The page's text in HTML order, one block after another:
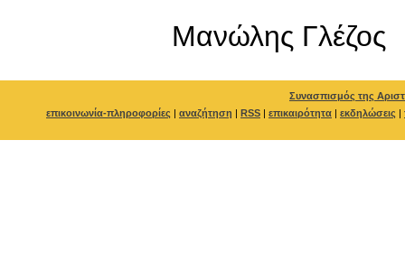
Μανώλης Γλέζος
Συνασπισμός της
επικοινωνία-πληροφορίες | αναζήτηση | RSS | επικαιρότητα | εκδηλώσεις |